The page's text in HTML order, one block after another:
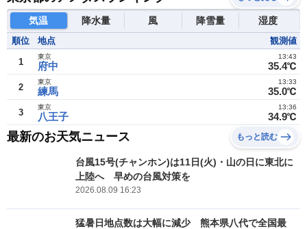
気温 降水量 風 降雪量 湿度
順位 地点 観測値
1 府中
東京
35.4℃
13:43
2 練馬
東京
35.0℃
13:33
3 八王子
東京
34.9℃
13:36
最新のお天気ニュース もっと読む
台風15号(チャンホン)は11日(火)・山の日に東北に
上陸へ 早めの台風対策を
2026.08.09 16:23
猛暑日地点数は大幅に減少 熊本県八代で全国最